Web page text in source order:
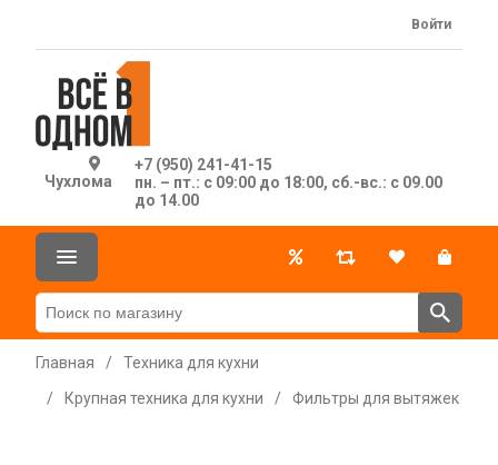
Чухлома
+7 (950) 241-41-15
пн. – пт.: с 09:00 до 18:00, сб.-вс.: с 09.00
до 14.00
Войти
Главная /
Техника для кухни
/
Крупная техника для кухни / Фильтры для вытяжек